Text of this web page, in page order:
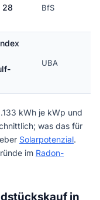
28
BfS
UBA
kWh je kWp und
was das für
Solarpotenzial.
im Radon-
in